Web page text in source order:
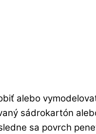
alebo
sádrokartón
sa povrch